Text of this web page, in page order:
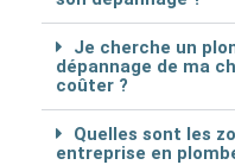
Je cherche un
dépannage de ma
coûter ?
Quelles sont les
entreprise en